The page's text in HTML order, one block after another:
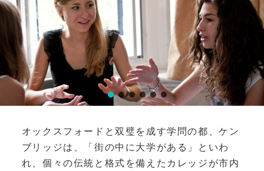
オックスフォードと双璧を成す学問の都、ケン
ブリッジは、「街の中に大学がある」といわ
れ、個々の伝統と格式を備えたカレッジが市内